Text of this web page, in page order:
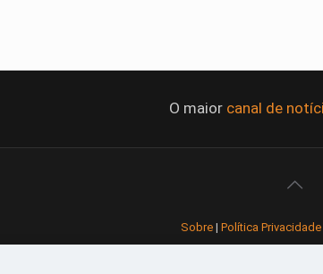
O maior canal de
Sobre | Política Privacidade